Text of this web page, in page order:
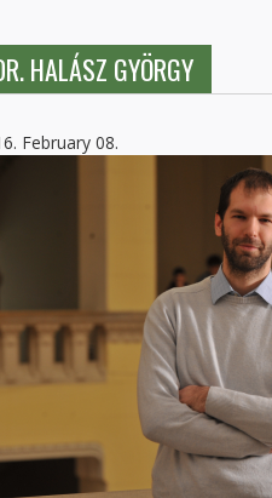
HALÁSZ GYÖRGY
February 08.